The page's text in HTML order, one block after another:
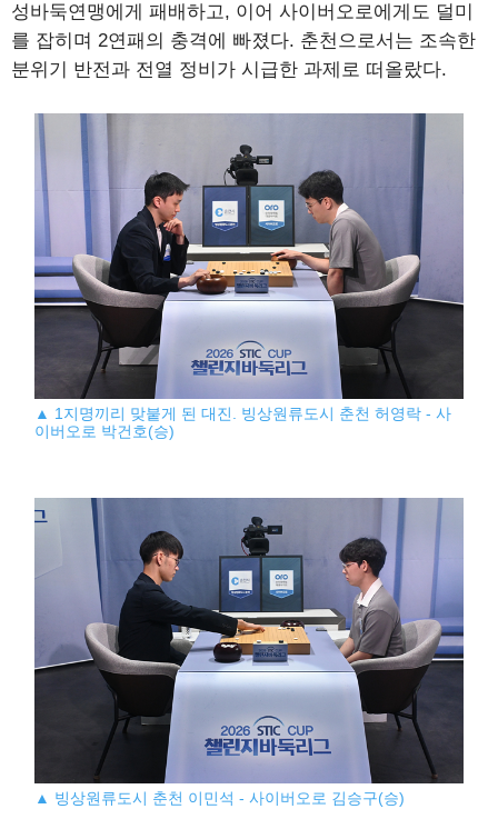
성바둑연맹에게 패배하고, 이어 사이버오로에게도 덜미
를 잡히며 2연패의 충격에 빠졌다. 춘천으로서는 조속한
분위기 반전과 전열 정비가 시급한 과제로 떠올랐다.
▲ 1지명끼리 맞붙게 된 대진. 빙상원류도시 춘천 허영락 - 사
이버오로 박건호(승)
▲ 빙상원류도시 춘천 이민석 - 사이버오로 김승구(승)